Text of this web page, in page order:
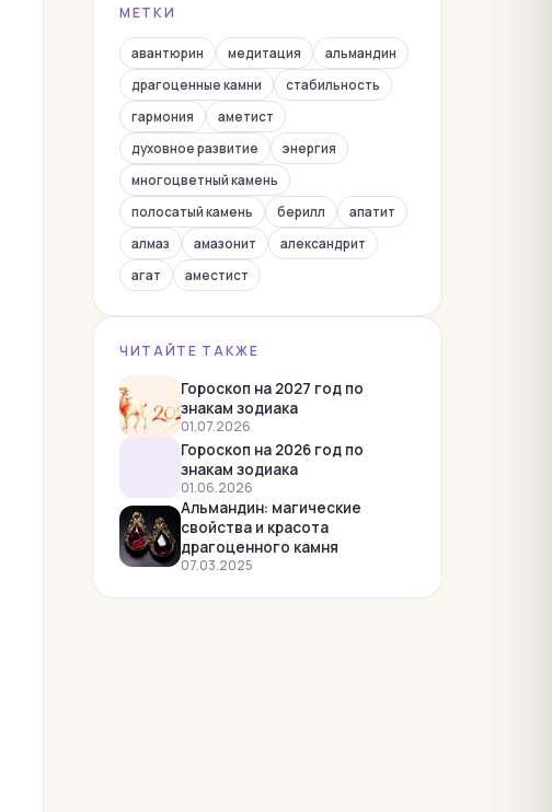
Лунный камень
Малахит
Нефрит
Обсидиан
Оникс
Опал
Перидот
Перламутр
Раухтопаз
Рубеллит
Рубин
Сапфир
Сардоникс
Сердолик
Тигровый глаз
МЕТКИ
авантюрин медитация
альмандин
драгоценные камни
стабильность
гармония
аметист
духовное развитие
энергия
многоцветный камень
полосатый камень
берилл
апатит
алмаз
амазонит
александрит
агат
аместист
ЧИТАЙТЕ ТАКЖЕ
Гороскоп на 2027 год по
знакам зодиака
01.07.2026
Гороскоп на 2026 год по
знакам зодиака
01.06.2026
Альмандин: магические
свойства и красота
драгоценного камня
07.03.2025